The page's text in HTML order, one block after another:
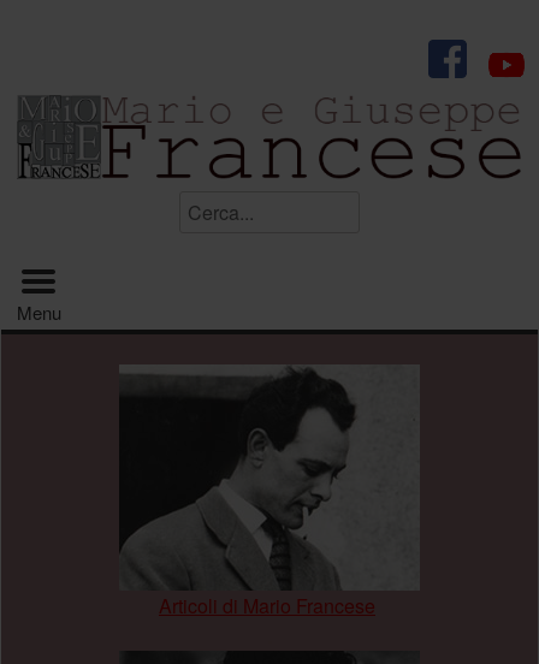
Menu principale
Menu
Articoli di Mario Francese